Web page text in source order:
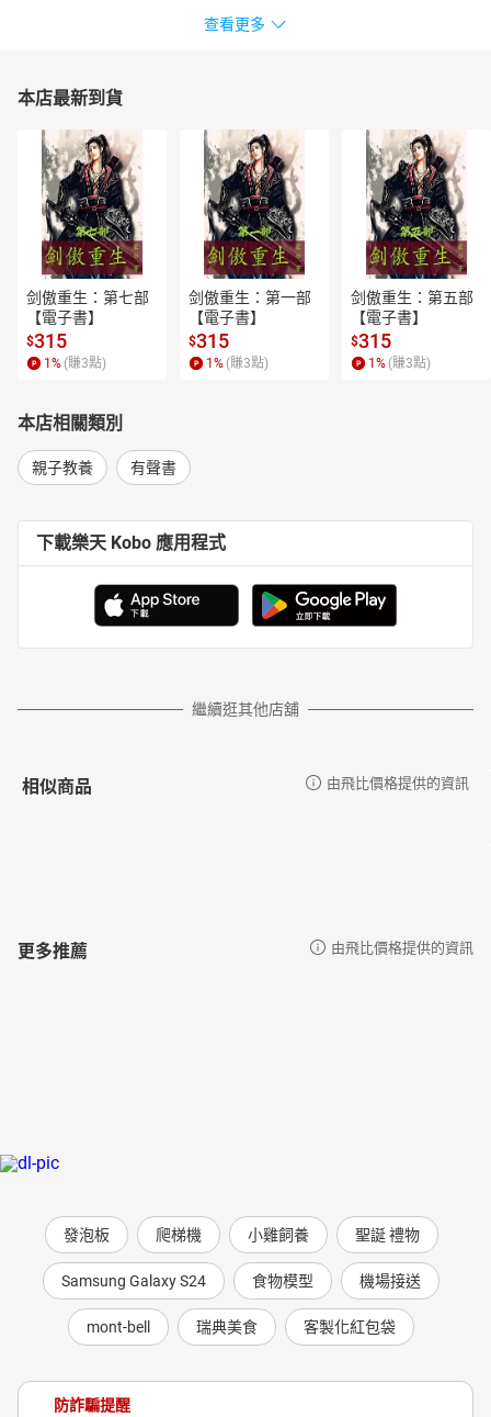
查看更多
本店最新到貨
剑傲重生：第七部
【電子書】
$315
1 % (賺3點)
剑傲重生：第一部
【電子書】
$315
1 % (賺3點)
剑傲重生：第五部
【電子書】
$315
1 % (賺3點)
本店相關類別
親子教養 有聲書
下載樂天 Kobo 應用程式
繼續逛其他店舖
相似商品 由飛比價格提供的資訊
更多推薦 由飛比價格提供的資訊
發泡板 爬梯機 小雞飼養 聖誕 禮物
Samsung Galaxy S24 食物模型 機場接送
mont-bell 瑞典美食 客製化紅包袋
防詐騙提醒